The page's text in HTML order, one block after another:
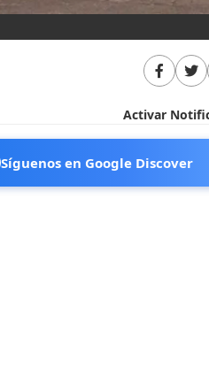
Activar
Síguenos en Google Discover